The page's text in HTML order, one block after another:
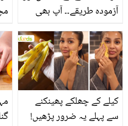
آزمودہ طریقے۔۔ آپ بھی
بتائے راز
کیلے کے چھلکے پھینکنے
سے پہلے یہ ضرور پڑھیں!